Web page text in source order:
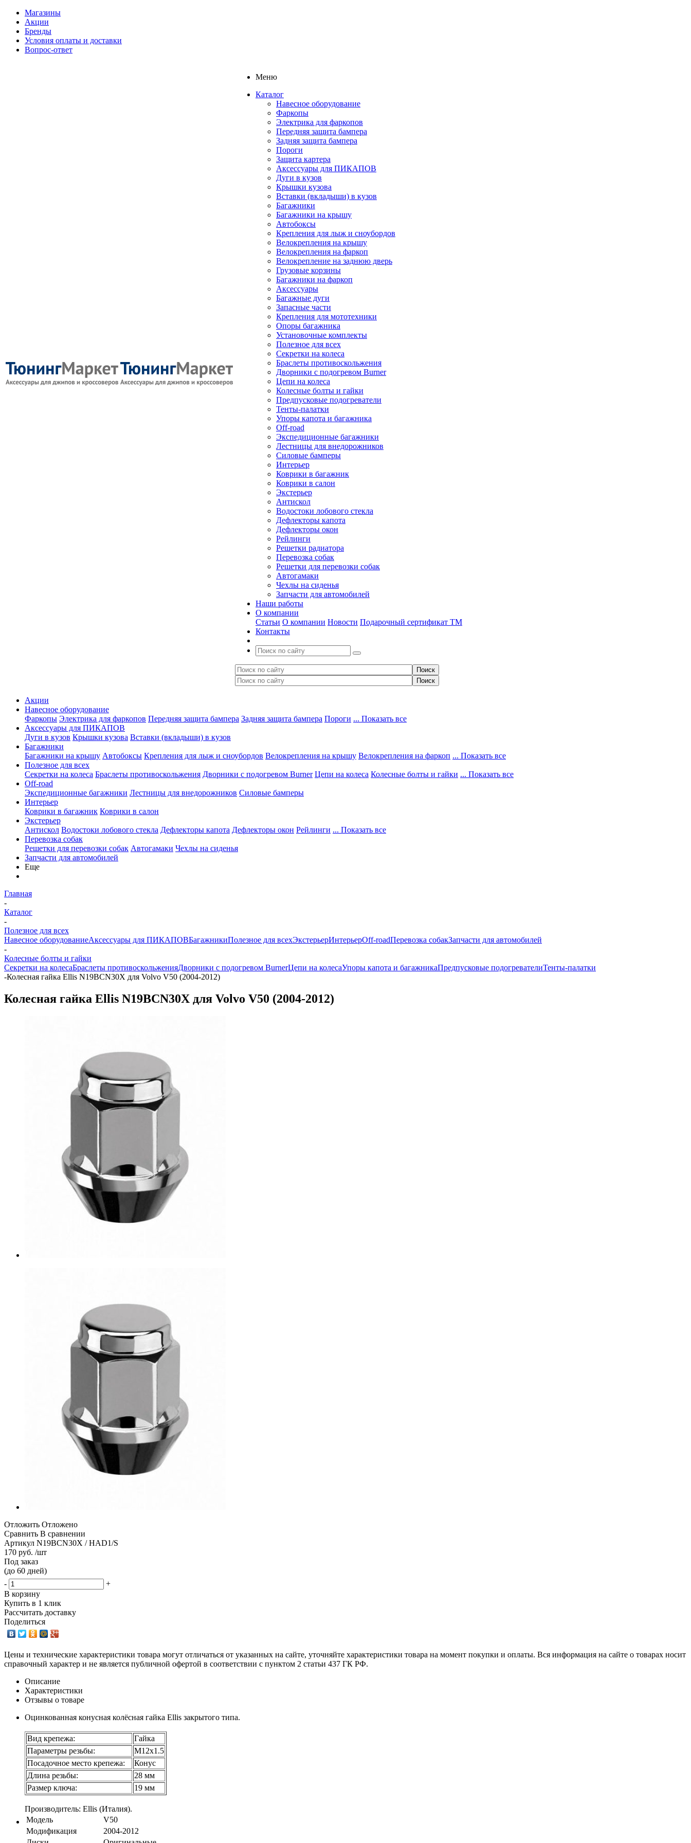
Магазины
Акции
Бренды
Условия оплаты и доставки
Вопрос-ответ
Меню
Каталог
Навесное оборудование
Фаркопы
Электрика для фаркопов
Передняя защита бампера
Задняя защита бампера
Пороги
Защита картера
Аксессуары для ПИКАПОВ
Дуги в кузов
Крышки кузова
Вставки (вкладыши) в кузов
Багажники
Багажники на крышу
Автобоксы
Крепления для лыж и сноубордов
Велокрепления на крышу
Велокрепления на фаркоп
Велокрепление на заднюю дверь
Грузовые корзины
Багажники на фаркоп
Аксессуары
Багажные дуги
Запасные части
Крепления для мототехники
Опоры багажника
Установочные комплекты
Полезное для всех
Секретки на колеса
Браслеты противоскольжения
Дворники с подогревом Burner
Цепи на колеса
Колесные болты и гайки
Предпусковые подогреватели
Тенты-палатки
Упоры капота и багажника
Off-road
Экспедиционные багажники
Лестницы для внедорожников
Силовые бамперы
Интерьер
Коврики в багажник
Коврики в салон
Экстерьер
Антискол
Водостоки лобового стекла
Дефлекторы капота
Дефлекторы окон
Рейлинги
Решетки радиатора
Перевозка собак
Решетки для перевозки собак
Автогамаки
Чехлы на сиденья
Запчасти для автомобилей
Наши работы
О компании
Статьи О компании Новости Подарочный сертификат ТМ
Контакты
Акции
Навесное оборудование
Фаркопы Электрика для фаркопов Передняя защита бампера Задняя защита бампера Пороги ... Показать все
Аксессуары для ПИКАПОВ
Дуги в кузов Крышки кузова Вставки (вкладыши) в кузов
Багажники
Багажники на крышу Автобоксы Крепления для лыж и сноубордов Велокрепления на крышу Велокрепления на фаркоп ... Показать все
Полезное для всех
Секретки на колеса Браслеты противоскольжения Дворники с подогревом Burner Цепи на колеса Колесные болты и гайки ... Показать все
Off-road
Экспедиционные багажники Лестницы для внедорожников Силовые бамперы
Интерьер
Коврики в багажник Коврики в салон
Экстерьер
Антискол Водостоки лобового стекла Дефлекторы капота Дефлекторы окон Рейлинги ... Показать все
Перевозка собак
Решетки для перевозки собак Автогамаки Чехлы на сиденья
Запчасти для автомобилей
Еще
Главная
-
Каталог
-
Полезное для всех
Навесное оборудованиеАксессуары для ПИКАПОВБагажникиПолезное для всехЭкстерьерИнтерьерOff-roadПеревозка собакЗапчасти для автомобилей
-
Колесные болты и гайки
Секретки на колесаБраслеты противоскольженияДворники с подогревом BurnerЦепи на колесаУпоры капота и багажникаПредпусковые подогревателиТенты-палатки
-Колесная гайка Ellis N19BCN30X для Volvo V50 (2004-2012)
Колесная гайка Ellis N19BCN30X для Volvo V50 (2004-2012)
Отложить Отложено
Сравнить В сравнении
Артикул N19BCN30X / HAD1/S
170 руб. /шт
Под заказ
(до 60 дней)
-
+
В корзину
Купить в 1 клик
Рассчитать доставку
Поделиться
Цены и технические характеристики товара могут отличаться от указанных на сайте, уточняйте характеристики товара на момент покупки и оплаты. Вся информация на сайте о товарах носит
справочный характер и не является публичной офертой в соответствии с пунктом 2 статьи 437 ГК РФ.
Описание
Характеристики
Отзывы о товаре
Оцинкованная конусная колёсная гайка Ellis закрытого типа.
Вид крепежа:
Гайка
Параметры резьбы:
М12х1.5
Посадочное место крепежа:
Конус
Длина резьбы:
28 мм
Размер ключа:
19 мм
Производитель: Ellis (Италия).
Модель
V50
Модификация
2004-2012